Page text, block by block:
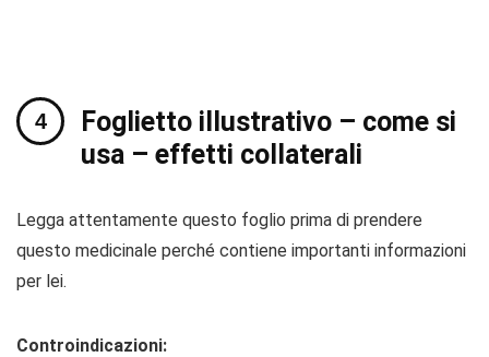
Foglietto illustrativo – come si
usa – effetti collaterali
Legga attentamente questo foglio prima di prendere
questo medicinale perché contiene importanti informazioni
per lei.
Controindicazioni: